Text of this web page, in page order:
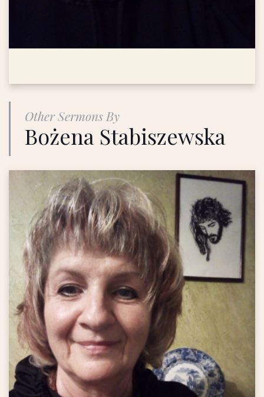
Other Sermons By
Bożena Stabiszewska